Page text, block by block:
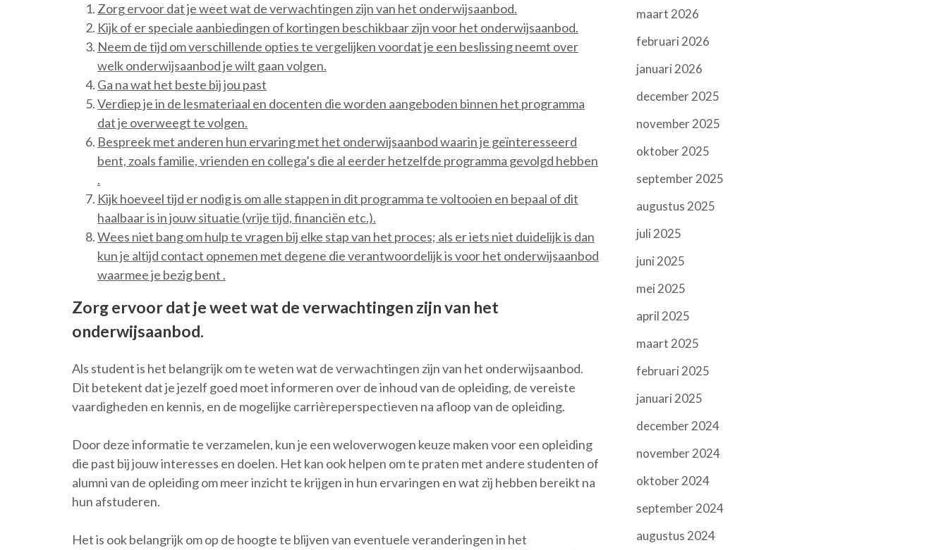
Zorg ervoor dat je weet wat de verwachtingen zijn van het onderwijsaanbod.
Kijk of er speciale aanbiedingen of kortingen beschikbaar zijn voor het onderwijsaanbod.
Neem de tijd om verschillende opties te vergelijken voordat je een beslissing neemt over
welk onderwijsaanbod je wilt gaan volgen.
Ga na wat het beste bij jou past
Verdiep je in de lesmateriaal en docenten die worden aangeboden binnen het programma
dat je overweegt te volgen.
Bespreek met anderen hun ervaring met het onderwijsaanbod waarin je geïnteresseerd
bent, zoals familie, vrienden en collega’s die al eerder hetzelfde programma gevolgd hebben
.
Kijk hoeveel tijd er nodig is om alle stappen in dit programma te voltooien en bepaal of dit
haalbaar is in jouw situatie (vrije tijd, financiën etc.).
Wees niet bang om hulp te vragen bij elke stap van het proces; als er iets niet duidelijk is dan
kun je altijd contact opnemen met degene die verantwoordelijk is voor het onderwijsaanbod
waarmee je bezig bent .
Zorg ervoor dat je weet wat de verwachtingen zijn van het
onderwijsaanbod.
Als student is het belangrijk om te weten wat de verwachtingen zijn van het onderwijsaanbod.
Dit betekent dat je jezelf goed moet informeren over de inhoud van de opleiding, de vereiste
vaardigheden en kennis, en de mogelijke carrièreperspectieven na afloop van de opleiding.
Door deze informatie te verzamelen, kun je een weloverwogen keuze maken voor een opleiding
die past bij jouw interesses en doelen. Het kan ook helpen om te praten met andere studenten of
alumni van de opleiding om meer inzicht te krijgen in hun ervaringen en wat zij hebben bereikt na
hun afstuderen.
Het is ook belangrijk om op de hoogte te blijven van eventuele veranderingen in het
maart 2026
februari 2026
januari 2026
december 2025
november 2025
oktober 2025
september 2025
augustus 2025
juli 2025
juni 2025
mei 2025
april 2025
maart 2025
februari 2025
januari 2025
december 2024
november 2024
oktober 2024
september 2024
augustus 2024